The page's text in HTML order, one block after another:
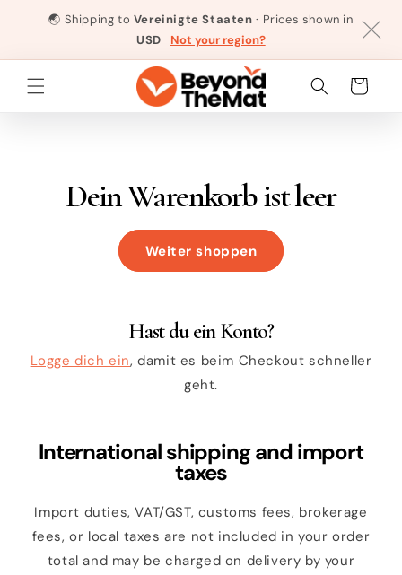
zum🌏 Shipping to Vereinigte Staaten · Prices shown in
USD
Not your region?
Warenkorb
Dein Warenkorb ist leer
Weiter shoppen
Hast du ein Konto?
Logge dich ein, damit es beim Checkout schneller
geht.
International shipping and import
taxes
Import duties, VAT/GST, customs fees, brokerage
fees, or local taxes are not included in your order
total and may be charged on delivery by your